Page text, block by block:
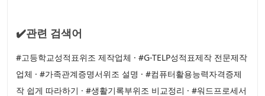
✔️관련 검색어
#고등학교성적표위조 제작업체 · #G-TELP성적표제작 전문제작
업체 · #가족관계증명서위조 설명 · #컴퓨터활용능력자격증제
작 쉽게 따라하기 · #생활기록부위조 비교정리 · #워드프로세서